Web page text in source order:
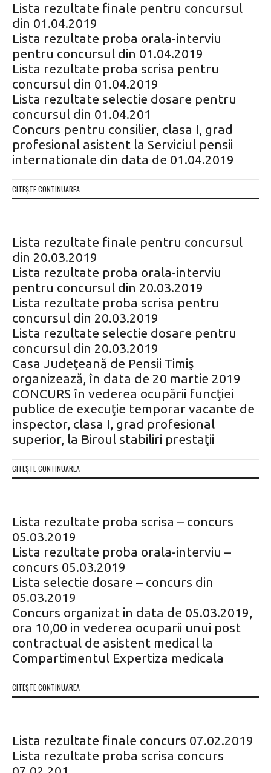
Lista rezultate finale pentru concursul
din 01.04.2019
Lista rezultate proba orala-interviu
pentru concursul din 01.04.2019
Lista rezultate proba scrisa pentru
concursul din 01.04.2019
Lista rezultate selectie dosare pentru
concursul din 01.04.201
Concurs pentru consilier, clasa I, grad
profesional asistent la Serviciul pensii
internationale din data de 01.04.2019
CITEȘTE CONTINUAREA
Lista rezultate finale pentru concursul
din 20.03.2019
Lista rezultate proba orala-interviu
pentru concursul din 20.03.2019
Lista rezultate proba scrisa pentru
concursul din 20.03.2019
Lista rezultate selectie dosare pentru
concursul din 20.03.2019
Casa Judeţeană de Pensii Timiş
organizează, în data de 20 martie 2019
CONCURS în vederea ocupării funcţiei
publice de execuţie temporar vacante de
inspector, clasa I, grad profesional
superior, la Biroul stabiliri prestaţii
CITEȘTE CONTINUAREA
Lista rezultate proba scrisa – concurs
05.03.2019
Lista rezultate proba orala-interviu –
concurs 05.03.2019
Lista selectie dosare – concurs din
05.03.2019
Concurs organizat in data de 05.03.2019,
ora 10,00 in vederea ocuparii unui post
contractual de asistent medical la
Compartimentul Expertiza medicala
CITEȘTE CONTINUAREA
Lista rezultate finale concurs 07.02.2019
Lista rezultate proba scrisa concurs